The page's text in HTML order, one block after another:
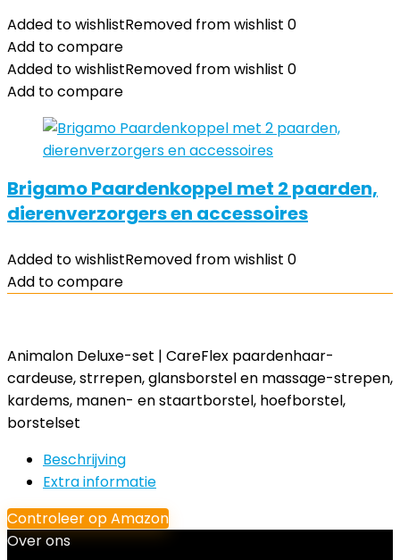
Added to wishlistRemoved from wishlist 0
Add to compare
Added to wishlistRemoved from wishlist 0
Add to compare
Brigamo Paardenkoppel met 2 paarden,
dierenverzorgers en accessoires
Added to wishlistRemoved from wishlist 0
Add to compare
Animalon Deluxe-set | CareFlex paardenhaar-
cardeuse, strrepen, glansborstel en massage-strepen,
kardems, manen- en staartborstel, hoefborstel,
borstelset
Beschrijving
Extra informatie
Controleer op Amazon
Over ons